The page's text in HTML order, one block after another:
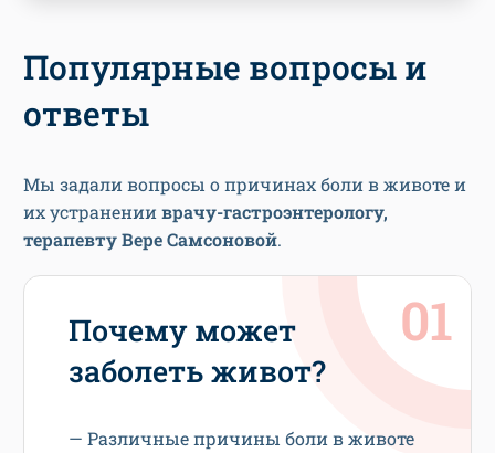
Популярные вопросы и
ответы
Мы задали вопросы о причинах боли в животе и
их устраненииврачу-гастроэнтерологу,
терапевту Вере Самсоновой.
Почему может
заболеть живот?
— Различные причины боли в животе